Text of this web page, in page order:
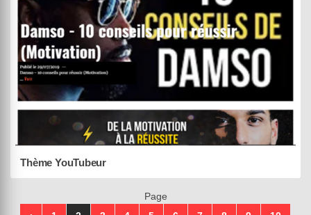
Thème YouTubeur
ACHETER (55,00 €)
02 août 2019
Page